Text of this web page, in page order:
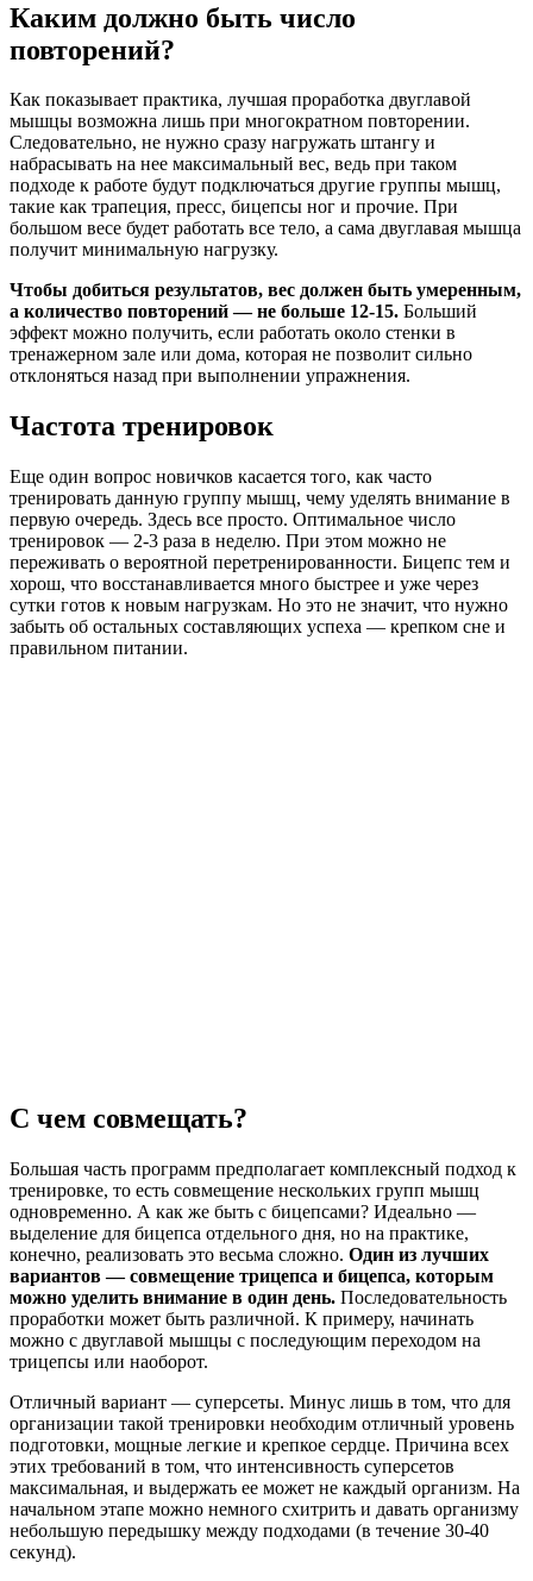
Каким должно быть число
повторений?
Как показывает практика, лучшая проработка двуглавой
мышцы возможна лишь при многократном повторении.
Следовательно, не нужно сразу нагружать штангу и
набрасывать на нее максимальный вес, ведь при таком
подходе к работе будут подключаться другие группы мышц,
такие как трапеция, пресс, бицепсы ног и прочие. При
большом весе будет работать все тело, а сама двуглавая мышца
получит минимальную нагрузку.
Чтобы добиться результатов, вес должен быть умеренным,
а количество повторений — не больше 12-15. Больший
эффект можно получить, если работать около стенки в
тренажерном зале или дома, которая не позволит сильно
отклоняться назад при выполнении упражнения.
Частота тренировок
Еще один вопрос новичков касается того, как часто
тренировать данную группу мышц, чему уделять внимание в
первую очередь. Здесь все просто. Оптимальное число
тренировок — 2-3 раза в неделю. При этом можно не
переживать о вероятной перетренированности. Бицепс тем и
хорош, что восстанавливается много быстрее и уже через
сутки готов к новым нагрузкам. Но это не значит, что нужно
забыть об остальных составляющих успеха — крепком сне и
правильном питании.
С чем совмещать?
Большая часть программ предполагает комплексный подход к
тренировке, то есть совмещение нескольких групп мышц
одновременно. А как же быть с бицепсами? Идеально —
выделение для бицепса отдельного дня, но на практике,
конечно, реализовать это весьма сложно. Один из лучших
вариантов — совмещение трицепса и бицепса, которым
можно уделить внимание в один день. Последовательность
проработки может быть различной. К примеру, начинать
можно с двуглавой мышцы с последующим переходом на
трицепсы или наоборот.
Отличный вариант — суперсеты. Минус лишь в том, что для
организации такой тренировки необходим отличный уровень
подготовки, мощные легкие и крепкое сердце. Причина всех
этих требований в том, что интенсивность суперсетов
максимальная, и выдержать ее может не каждый организм. На
начальном этапе можно немного схитрить и давать организму
небольшую передышку между подходами (в течение 30-40
секунд).